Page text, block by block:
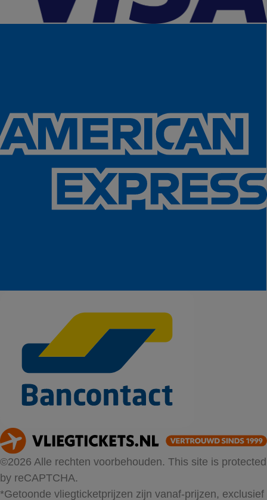
©2026 Alle rechten voorbehouden. This site is protected
by reCAPTCHA.
*Getoonde vliegticketprijzen zijn vanaf-prijzen, exclusief